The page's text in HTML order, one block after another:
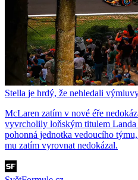
Stella je hrdý, že nehledali
McLaren zatím v nové éře
vyvrcholily loňským titulem Landa
pohonná jednotka vedoucího
mu zatím vyrovnat nedokázal.